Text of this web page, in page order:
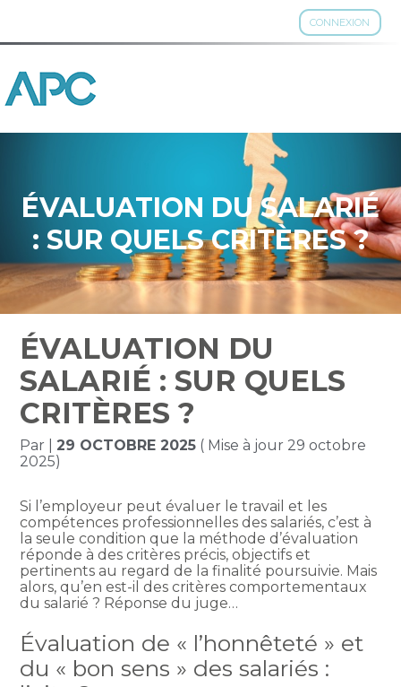
CONNEXION
Aller
au
ÉVALUATION DU SALARIÉ
: SUR QUELS CRITÈRES ?
ÉVALUATION DU
SALARIÉ : SUR QUELS
CRITÈRES ?
Par |29 OCTOBRE 2025 ( Mise à jour 29 octobre
2025)
Si l’employeur peut évaluer le travail et les
compétences professionnelles des salariés, c’est à
la seule condition que la méthode d’évaluation
réponde à des critères précis, objectifs et
pertinents au regard de la finalité poursuivie. Mais
alors, qu’en est-il des critères comportementaux
du salarié ? Réponse du juge…
Évaluation de « l’honnêteté » et
du « bon sens » des salariés :